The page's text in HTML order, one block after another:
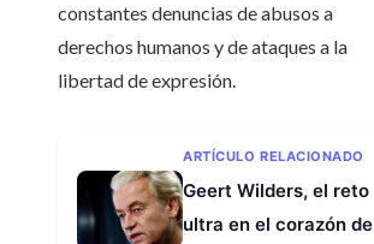
constantes denuncias de abusos a
derechos humanos y de ataques a la
libertad de expresión.
ARTÍCULO RELACIONADO
Geert Wilders, el reto
ultra en el corazón de